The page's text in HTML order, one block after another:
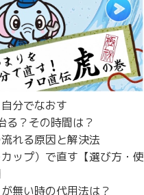
分でなおす
る？その時間は？
れる原因と解決法
ップ）で直す【選び方・使
無い時の代用法は？